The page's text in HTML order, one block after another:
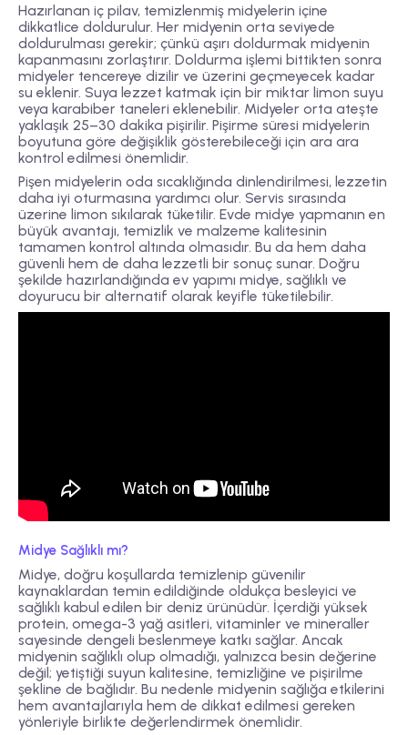
Hazırlanan iç pilav, temizlenmiş midyelerin içine
dikkatlice doldurulur. Her midyenin orta seviyede
doldurulması gerekir; çünkü aşırı doldurmak midyenin
kapanmasını zorlaştırır. Doldurma işlemi bittikten sonra
midyeler tencereye dizilir ve üzerini geçmeyecek kadar
su eklenir. Suya lezzet katmak için bir miktar limon suyu
veya karabiber taneleri eklenebilir. Midyeler orta ateşte
yaklaşık 25–30 dakika pişirilir. Pişirme süresi midyelerin
boyutuna göre değişiklik gösterebileceği için ara ara
kontrol edilmesi önemlidir.
Pişen midyelerin oda sıcaklığında dinlendirilmesi, lezzetin
daha iyi oturmasına yardımcı olur. Servis sırasında
üzerine limon sıkılarak tüketilir. Evde midye yapmanın en
büyük avantajı, temizlik ve malzeme kalitesinin
tamamen kontrol altında olmasıdır. Bu da hem daha
güvenli hem de daha lezzetli bir sonuç sunar. Doğru
şekilde hazırlandığında ev yapımı midye, sağlıklı ve
doyurucu bir alternatif olarak keyifle tüketilebilir.
Midye Sağlıklı mı?
Midye, doğru koşullarda temizlenip güvenilir
kaynaklardan temin edildiğinde oldukça besleyici ve
sağlıklı kabul edilen bir deniz ürünüdür. İçerdiği yüksek
protein, omega-3 yağ asitleri, vitaminler ve mineraller
sayesinde dengeli beslenmeye katkı sağlar. Ancak
midyenin sağlıklı olup olmadığı, yalnızca besin değerine
değil; yetiştiği suyun kalitesine, temizliğine ve pişirilme
şekline de bağlıdır. Bu nedenle midyenin sağlığa etkilerini
hem avantajlarıyla hem de dikkat edilmesi gereken
yönleriyle birlikte değerlendirmek önemlidir.